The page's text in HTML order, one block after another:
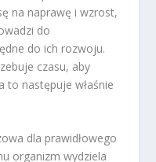
na naprawę i wzrost,
do
do ich rozwoju.
czasu, aby
to następuje właśnie
dla prawidłowego
organizm wydziela